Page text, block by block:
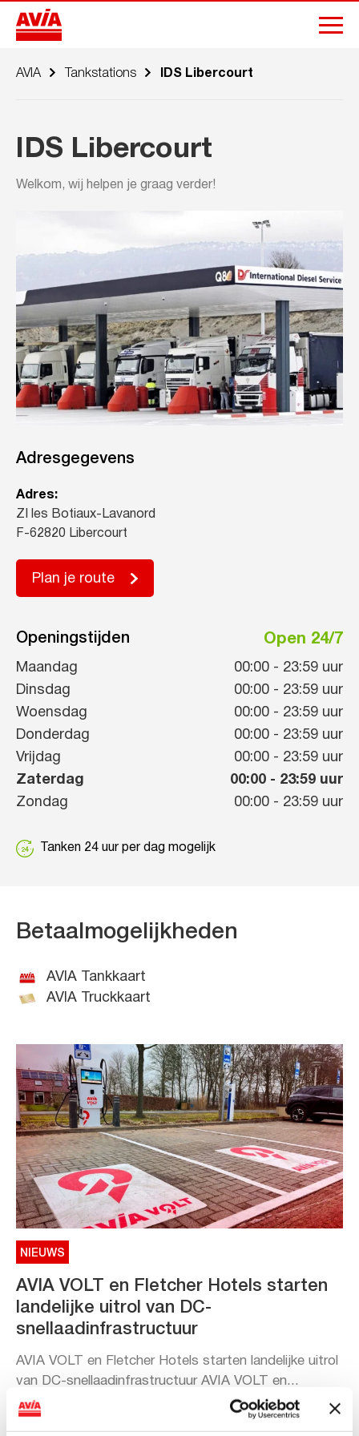
AVIA Tankstations IDS Libercourt
IDS Libercourt
Welkom, wij helpen je graag verder!
Adresgegevens
Adres:
ZI les Botiaux-Lavanord
F-62820 Libercourt
Plan je route
Openingstijden Open 24/7
Maandag 00:00 - 23:59 uur
Dinsdag
00:00 - 23:59 uur
Woensdag
00:00 - 23:59 uur
Donderdag
00:00 - 23:59 uur
Vrijdag
00:00 - 23:59 uur
Zaterdag
00:00 - 23:59 uur
Zondag
00:00 - 23:59 uur
Tanken 24 uur per dag mogelijk
Betaalmogelijkheden
AVIA Tankkaart
AVIA Truckkaart
NIEUWS
AVIA VOLT en Fletcher Hotels starten
landelijke uitrol van DC-
snellaadinfrastructuur
AVIA VOLT en Fletcher Hotels starten landelijke uitrol
van DC-snellaadinfrastructuur AVIA VOLT en...
Lees verder